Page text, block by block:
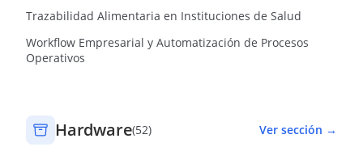
Trazabilidad Alimentaria en Instituciones de Salud
Workflow Empresarial y Automatización de Procesos
Operativos
Hardware(52) Ver sección →